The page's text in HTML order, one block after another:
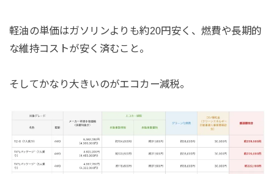
軽油の単価はガソリンよりも約20円安く、燃費や長期的
な維持コストが安く済むこと。
そしてかなり大きいのがエコカー減税。